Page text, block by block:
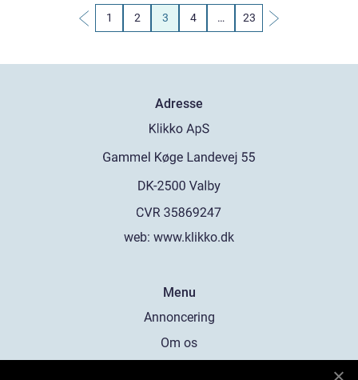
1 2 3 4 … 23
Adresse
web: www.klikko.dk
Menu
Annoncering
Om os